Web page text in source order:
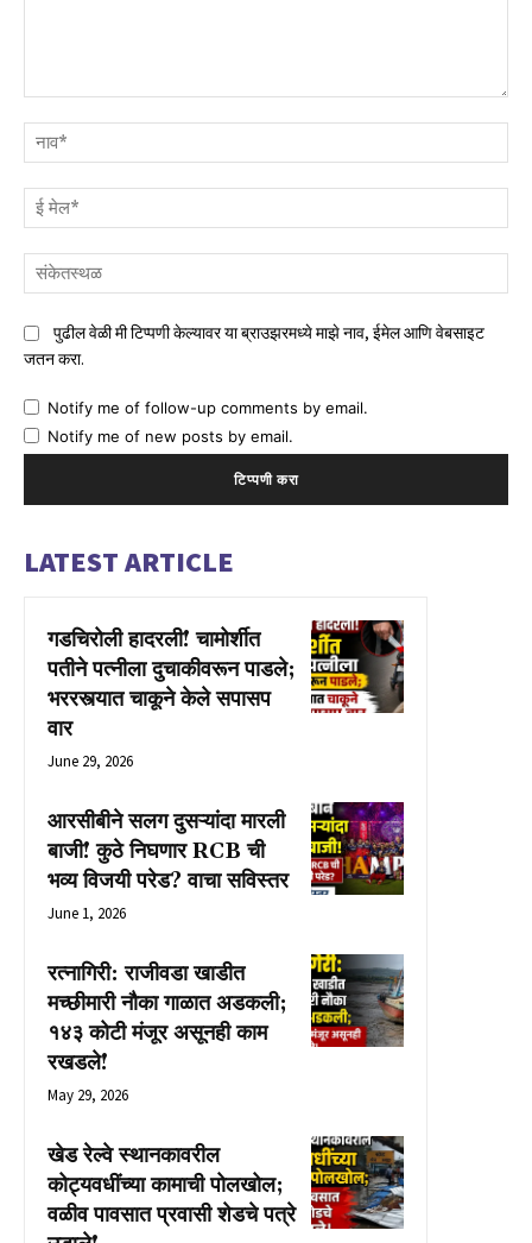
पुढील वेळी मी टिप्पणी केल्यावर या ब्राउझरमध्ये माझे नाव, ईमेल आणि वेबसाइट
जतन करा.
Notify me of follow-up comments by email.
Notify me of new posts by email.
LATEST ARTICLE
गडचिरोली हादरली! चामोर्शीत
पतीने पत्नीला दुचाकीवरून पाडले;
भररस्त्यात चाकूने केले सपासप
वार
June 29, 2026
आरसीबीने सलग दुसऱ्यांदा मारली
बाजी! कुठे निघणार RCB ची
भव्य विजयी परेड? वाचा सविस्तर
June 1, 2026
रत्नागिरी: राजीवडा खाडीत
मच्छीमारी नौका गाळात अडकली;
१४३ कोटी मंजूर असूनही काम
रखडले!
May 29, 2026
खेड रेल्वे स्थानकावरील
कोट्यवधींच्या कामाची पोलखोल;
वळीव पावसात प्रवासी शेडचे पत्रे